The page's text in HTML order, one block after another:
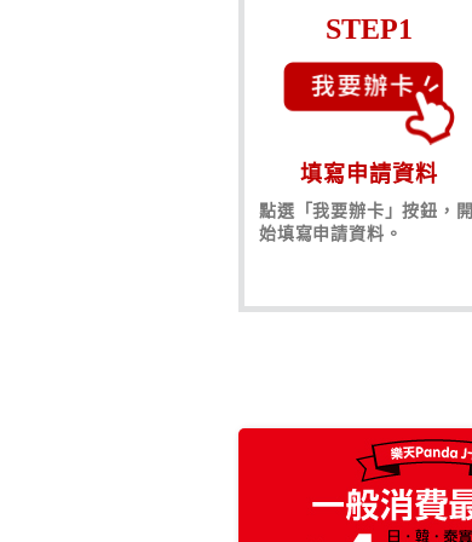
STEP1
填寫申請資料
點選「我要辦卡」按鈕，開
始填寫申請資料。